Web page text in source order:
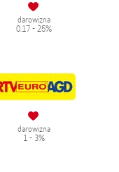
darowizna
0.17 - 25%
darowizna
1 - 3%